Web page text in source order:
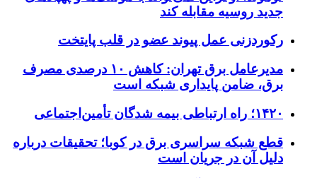
جدید روسیه مقابله کند
رکوردزنی عمل پیوند عضو در قلب پایتخت
مدیرعامل برق تهران: کاهش ۱۰ درصدی مصرف
برق، ضامن پایداری شبکه است
۱۴۲۰؛ راه ارتباطی بیمه شدگان تأمین‌اجتماعی
قطع شبکه سراسری برق در کوبا؛ تحقیقات درباره
دلیل آن در جریان است